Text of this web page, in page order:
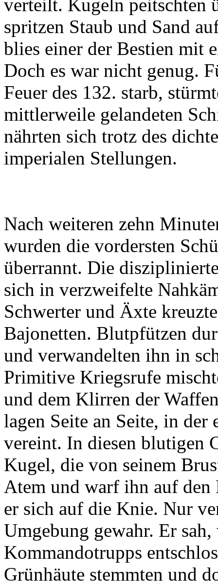
verteilt. Kugeln peitschten
spritzen Staub und Sand
blies einer der Bestien mit
Doch es war nicht genug.
Feuer des 132. starb,
mittlerweile gelandeten
nährten sich trotz des
imperialen Stellungen.
Nach weiteren zehn
wurden die vordersten
überrannt. Die
sich in verzweifelte
Schwerter und Äxte
Bajonetten. Blutpfützen
und verwandelten ihn in
Primitive Kriegsrufe
und dem Klirren der
lagen Seite an Seite, in der
vereint. In diesen blutigen
Kugel, die von seinem
Atem und warf ihn auf
er sich auf die Knie. Nur
Umgebung gewahr. Er
Kommandotrupps
Grünhäute stemmten und